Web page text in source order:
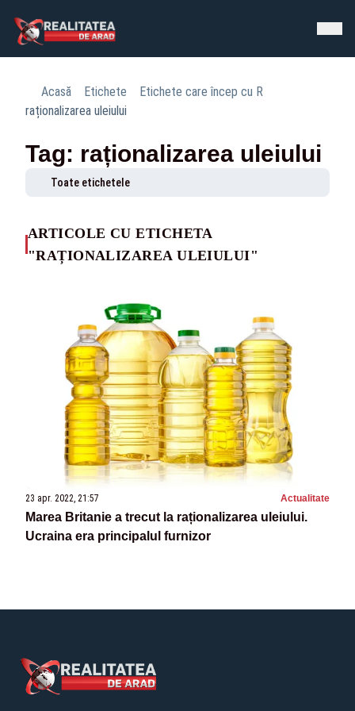
Acasă Etichete
Etichete care încep cu R
raționalizarea uleiului
Tag: raționalizarea uleiului
Toate etichetele
ARTICOLE CU ETICHETA
"RAȚIONALIZAREA ULEIULUI"
23 apr. 2022, 21:57 Actualitate
Marea Britanie a trecut la raționalizarea uleiului.
Ucraina era principalul furnizor